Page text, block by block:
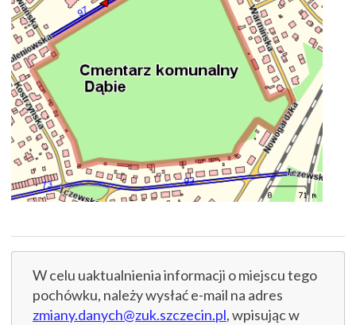
W celu uaktualnienia informacji o miejscu tego
pochówku, należy wysłać e-mail na adres
zmiany.danych@zuk.szczecin.pl, wpisując w